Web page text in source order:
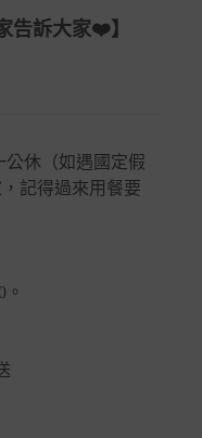
告訴大家❤️】󠀠󠀠
公休（如遇國定假
記得過來用餐要